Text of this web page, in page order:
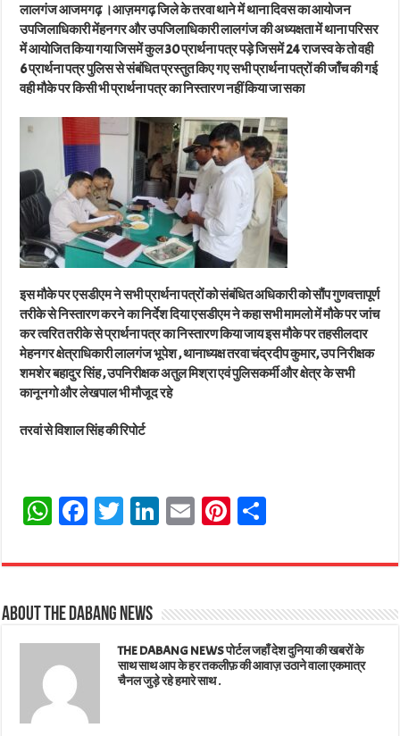
लालगंज आजमगढ़ ।आज़मगढ़ जिले के तरवा थाने में थाना दिवस का आयोजन
उपजिलाधिकारी मेंहनगर और उपजिलाधिकारी लालगंज की अध्यक्षता में थाना परिसर
में आयोजित किया गया जिसमें कुल 30 प्रार्थना पत्र पड़े जिसमें 24 राजस्व के तो वही
6 प्रार्थना पत्र पुलिस से संबंधित प्रस्तुत किए गए सभी प्रार्थना पत्रों की जाँच की गई
वही मौके पर किसी भी प्रार्थना पत्र का निस्तारण नहीं किया जा सका
इस मौके पर एसडीएम ने सभी प्रार्थना पत्रों को संबंधित अधिकारी को सौंप गुणवत्तापूर्ण
तरीके से निस्तारण करने का निर्देश दिया एसडीएम ने कहा सभी मामलो में मौके पर जांच
कर त्वरित तरीके से प्रार्थना पत्र का निस्तारण किया जाय इस मौके पर तहसीलदार
मेहनगर क्षेत्राधिकारी लालगंज भूपेश , थानाध्यक्ष तरवा चंद्रदीप कुमार, उप निरीक्षक
शमशेर बहादुर सिंह , उपनिरीक्षक अतुल मिश्रा एवं पुलिसकर्मी और क्षेत्र के सभी
कानूनगो और लेखपाल भी मौजूद रहे
तरवां से विशाल सिंह की रिपोर्ट
W
ts
A
pp
Fa
bo
ok
T
tt
er
Li
ed
E
ail
Pi
er
t
e
About The Dabang News
THE DABANG NEWS पोर्टल जहाँ देश दुनिया की खबरों के
साथ साथ आप के हर तकलीफ़ की आवाज़ उठाने वाला एकमात्र
चैनल जुड़े रहे हमारे साथ .